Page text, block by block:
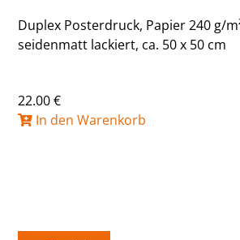
Duplex Posterdruck, Papier 240 g/
seidenmatt lackiert, ca. 50 x 50 cm
22.00 €
In den Warenkorb